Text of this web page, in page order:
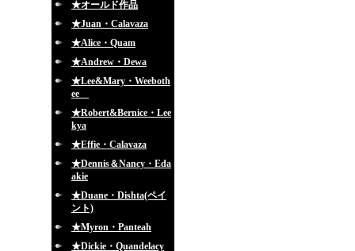
★オールド作品
★Juan・Calavaza
★Alice・Quam
★Andrew・Dewa
★Lee&Mary・Weeboth
ee
★Robert&Bernice・Lee
kya
★Effie・Calavaza
★Dennis＆Nancy・Eda
akie
★Duane・Dishta(ペイ
ント)
★Myron・Panteah
★Dickie・Quandelacy